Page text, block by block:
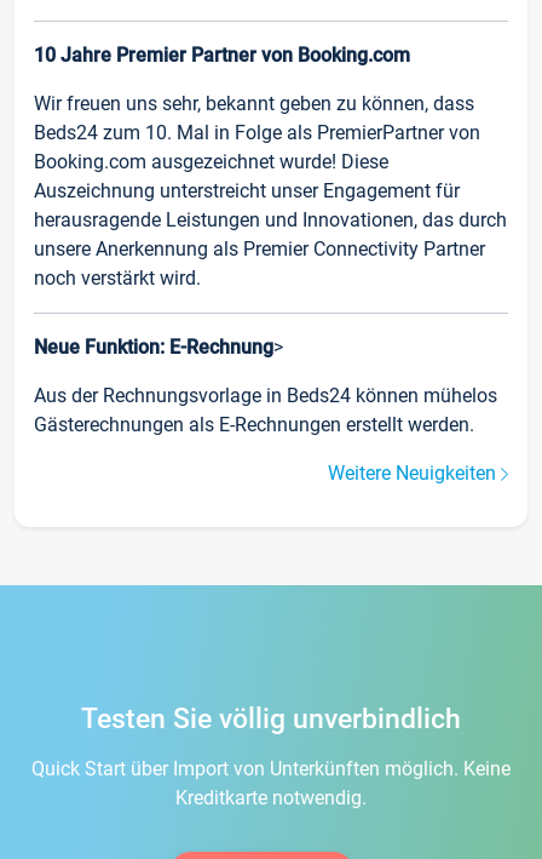
10 Jahre Premier Partner von Booking.com
Wir freuen uns sehr, bekannt geben zu können, dass
Beds24 zum 10. Mal in Folge als PremierPartner von
Booking.com ausgezeichnet wurde! Diese
Auszeichnung unterstreicht unser Engagement für
herausragende Leistungen und Innovationen, das durch
unsere Anerkennung als Premier Connectivity Partner
noch verstärkt wird.
Neue Funktion: E-Rechnung>
Aus der Rechnungsvorlage in Beds24 können mühelos
Gästerechnungen als E-Rechnungen erstellt werden.
Weitere Neuigkeiten
Testen Sie völlig unverbindlich
Quick Start über Import von Unterkünften möglich. Keine
Kreditkarte notwendig.